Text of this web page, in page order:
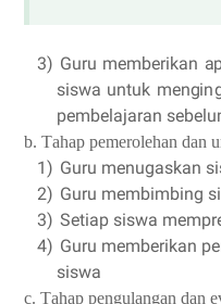
3) Guru memberikan a
siswa untuk mengin
pembelajaran sebelu
b. Tahap pemerolehan dan
1) Guru menugaskan si
2) Guru membimbing si
3) Setiap siswa memp
4) Guru memberikan pe
siswa
c. Tahap pengulangan dan e